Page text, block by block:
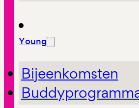
Young
Bijeenkomsten